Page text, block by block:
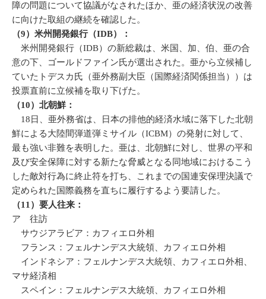
障の問題について協議がなされたほか、亜の経済状況の改善
に向けた取組の継続を確認した。
（9）米州開発銀行（IDB）：
米州開発銀行（IDB）の新総裁は、米国、加、伯、亜の合
意の下、ゴールドファイン氏が選出された。亜から立候補し
ていたトデスカ氏（亜外務副大臣（国際経済関係担当））は
投票直前に立候補を取り下げた。
（10）北朝鮮：
18日、亜外務省は、日本の排他的経済水域に落下した北朝
鮮による大陸間弾道弾ミサイル（ICBM）の発射に対して、
最も強い非難を表明した。亜は、北朝鮮に対し、世界の平和
及び安全保障に対する新たな脅威となる同地域におけるこう
した敵対行為に終止符を打ち、これまでの国連安保理決議で
定められた国際義務を直ちに履行するよう要請した。
（11） 要人往来 ：
ア 往訪
サウジアラビア：カフィエロ外相
フランス：フェルナンデス大統領、カフィエロ外相
インドネシア：フェルナンデス大統領、カフィエロ外相、
マサ経済相
スペイン：フェルナンデス大統領、カフィエロ外相